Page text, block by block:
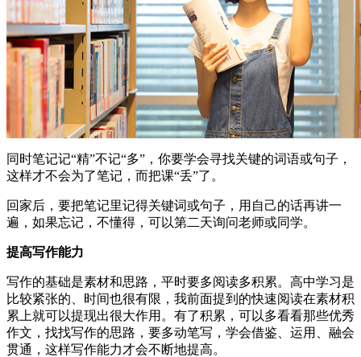
同时笔记记“精”不记“多”，你要学会寻找关键的词语或句子，
这样才不会为了笔记，而把课“丢”了。
回家后，要把笔记里记得关键词或句子，用自己的话再讲一
遍，如果忘记，不懂得，可以第二天询问老师或同学。
提高写作能力
写作的基础是素材和思路，平时要多阅读多积累。高中学习是
比较紧张的、时间也很有限，我前面提到的快速阅读在素材积
累上就可以提现出很大作用。有了积累，可以多看看那些优秀
作文，找找写作的思路，要多动笔写，学会借鉴、运用、融会
贯通，这样写作能力才会不断地提高。